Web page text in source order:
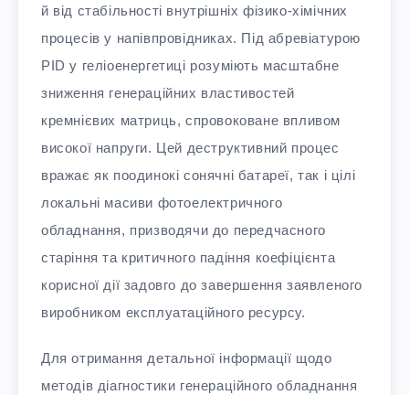
й від стабільності внутрішніх фізико-хімічних
процесів у напівпровідниках. Під абревіатурою
PID у геліоенергетиці розуміють масштабне
зниження генераційних властивостей
кремнієвих матриць, спровоковане впливом
високої напруги. Цей деструктивний процес
вражає як поодинокі сонячні батареї, так і цілі
локальні масиви фотоелектричного
обладнання, призводячи до передчасного
старіння та критичного падіння коефіцієнта
корисної дії задовго до завершення заявленого
виробником експлуатаційного ресурсу.
Для отримання детальної інформації щодо
методів діагностики генераційного обладнання